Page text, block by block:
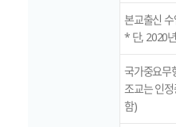
본교출신
* 단, 2020
국가중요무
조교는 인
함)